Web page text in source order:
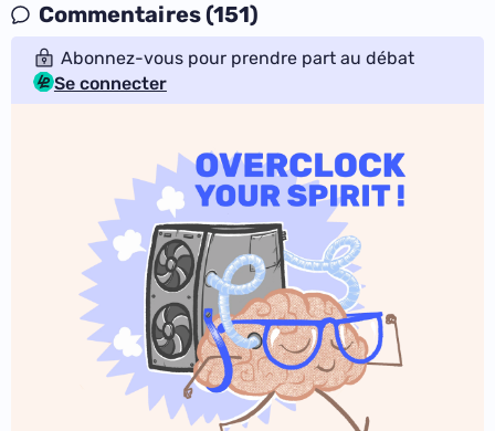
Commentaires (151)
Abonnez-vous pour prendre part au débat
Se connecter